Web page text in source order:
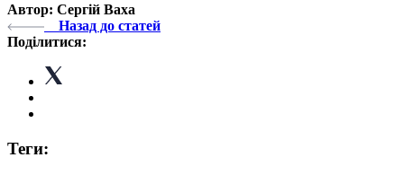
Автор: Сергій Ваха
Назад до статей
Поділитися:
Теги: